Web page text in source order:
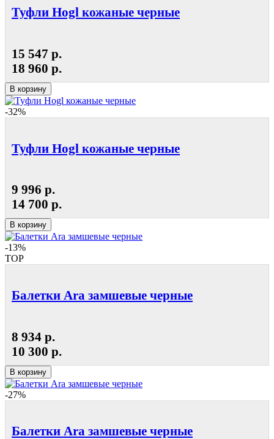
Туфли Hogl кожаные черные
15 547 р.
18 960 р.
В корзину
-32%
Туфли Hogl кожаные черные
9 996 р.
14 700 р.
В корзину
-13%
TOP
Балетки Ara замшевые черные
8 934 р.
10 300 р.
В корзину
-27%
Балетки Ara замшевые черные